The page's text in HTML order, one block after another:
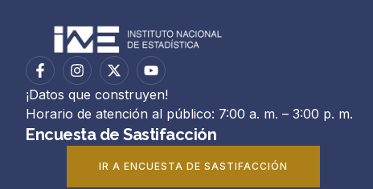
¡Datos que construyen!
Horario de atención al público: 7:00 a. m. – 3:00 p. m.
Encuesta de Sastifacción
IR A ENCUESTA DE SASTIFACCIÓN